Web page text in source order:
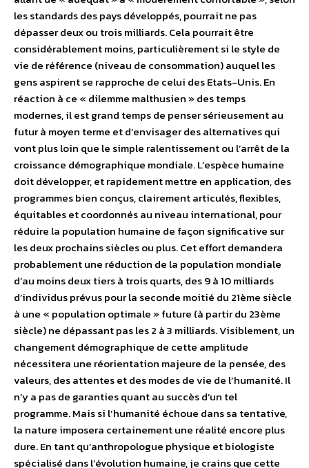
les standards des pays développés, pourrait ne pas
dépasser deux ou trois milliards. Cela pourrait être
considérablement moins, particulièrement si le style de
vie de référence (niveau de consommation) auquel les
gens aspirent se rapproche de celui des Etats-Unis. En
réaction à ce « dilemme malthusien » des temps
modernes, il est grand temps de penser sérieusement au
futur à moyen terme et d’envisager des alternatives qui
vont plus loin que le simple ralentissement ou l’arrêt de la
croissance démographique mondiale. L’espèce humaine
doit développer, et rapidement mettre en application, des
programmes bien conçus, clairement articulés, flexibles,
équitables et coordonnés au niveau international, pour
réduire la population humaine de façon significative sur
les deux prochains siècles ou plus. Cet effort demandera
probablement une réduction de la population mondiale
d’au moins deux tiers à trois quarts, des 9 à 10 milliards
d’individus prévus pour la seconde moitié du 21ème siècle
à une « population optimale » future (à partir du 23ème
siècle) ne dépassant pas les 2 à 3 milliards. Visiblement, un
changement démographique de cette amplitude
nécessitera une réorientation majeure de la pensée, des
valeurs, des attentes et des modes de vie de l’humanité. Il
n’y a pas de garanties quant au succès d’un tel
programme. Mais si l’humanité échoue dans sa tentative,
la nature imposera certainement une réalité encore plus
dure. En tant qu’anthropologue physique et biologiste
spécialisé dans l’évolution humaine, je crains que cette